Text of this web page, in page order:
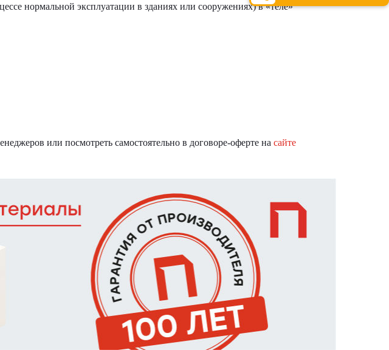
нормальной эксплуатации в зданиях или сооружениях) в «теле»
или посмотреть самостоятельно в договоре-оферте на сайте